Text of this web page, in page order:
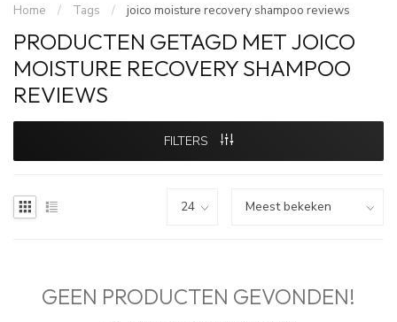
Home / Tags / joico moisture recovery shampoo reviews
PRODUCTEN GETAGD MET JOICO
MOISTURE RECOVERY SHAMPOO
REVIEWS
FILTERS
GEEN PRODUCTEN GEVONDEN!